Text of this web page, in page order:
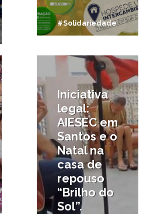
#Solidariedade
Iniciativa
legal:
AIESEC em
Santos e o
Natal na
casa de
repouso
“Brilho do
Sol”.